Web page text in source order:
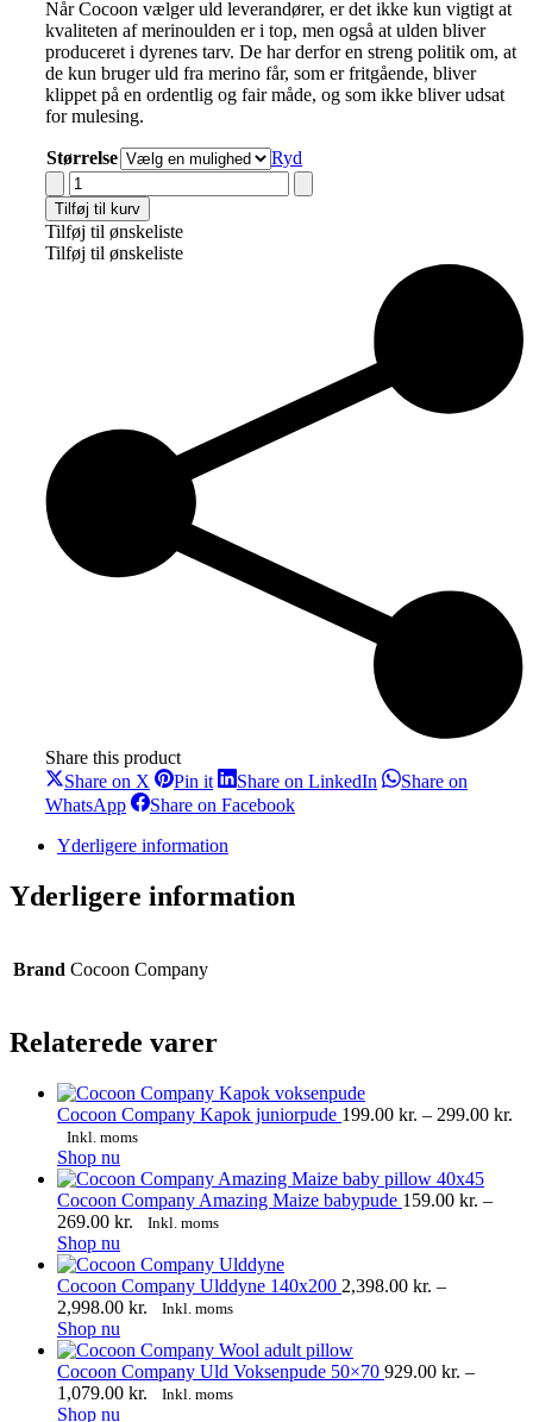
Når Cocoon vælger uld leverandører, er det ikke kun vigtigt at
kvaliteten af merinoulden er i top, men også at ulden bliver
produceret i dyrenes tarv. De har derfor en streng politik om, at
de kun bruger uld fra merino får, som er fritgående, bliver
klippet på en ordentlig og fair måde, og som ikke bliver udsat
for mulesing.
Størrelse
Ryd
Cocoon
Company
Uld
Babypude
antal
Tilføj til kurv
Tilføj til ønskeliste
Tilføj til ønskeliste
Share this product
Share on X Share
on
X
Pin itShare
on
Pinterest
Share on LinkedIn ShareShare on
WhatsAppShare
WhatsApp
Share on FacebookShare
Yderligere information
Yderligere information
Brand Cocoon Company
Relaterede varer
Cocoon Company Kapok juniorpude 199.00 kr. – 299.00 kr.
Inkl. moms
Shop nu
vare
har
flere
Mulighederne
kan
vælges
varesiden
Cocoon Company Amazing Maize babypude 159.00 kr. –
269.00 kr. Prisinterval:
til
269.00 kr.
Inkl. moms
Shop nu
vare
har
flere
Mulighederne
kan
vælges
Cocoon Company Ulddyne 140x200 2,398.00 kr. –
2,998.00 kr. Prisinterval:
til
2,998.00 kr.
Inkl. moms
Shop nu
vare
har
flere
Cocoon Company Uld Voksenpude 50×70 929.00 kr. –
1,079.00 kr. Prisinterval:
Inkl. moms
Shop nu